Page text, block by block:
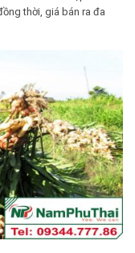
thời, giá bán ra đa